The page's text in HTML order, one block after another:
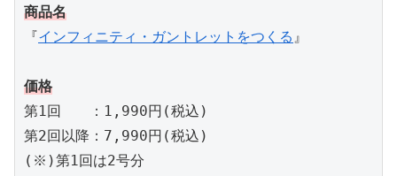
商品名
『インフィニティ・ガントレットをつくる 』
価格
第1回　　：1,990円(税込)
第2回以降：7,990円(税込)
(※)第1回は2号分